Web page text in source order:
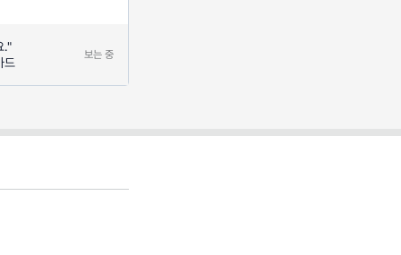
."
드
보는 중